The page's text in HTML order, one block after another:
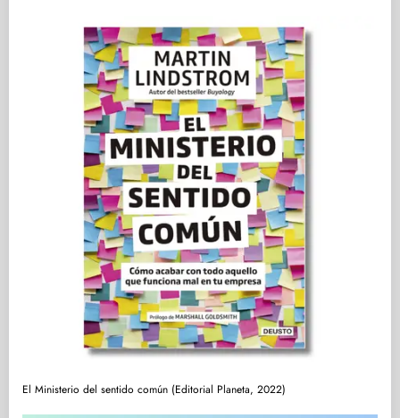
El Ministerio del sentido común (Editorial Planeta, 2022)